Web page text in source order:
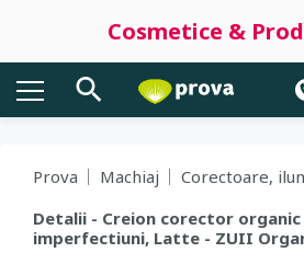
Cosmetice &
Prova Machiaj
Corectoare,
Detalii - Creion corector
imperfectiuni, Latte - ZUII